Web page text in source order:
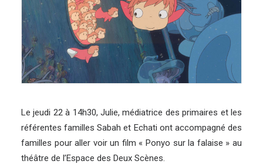
Le jeudi 22 à 14h30, Julie, médiatrice des primaires et les
référentes familles Sabah et Echati ont accompagné des
familles pour aller voir un film « Ponyo sur la falaise » au
théâtre de l’Espace des Deux Scènes.